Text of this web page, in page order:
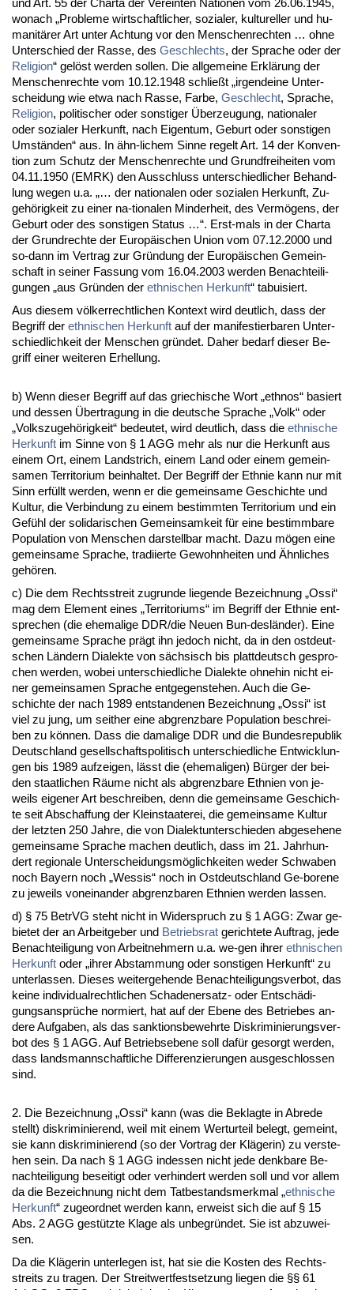
und Art. 55 der Char­ta der Ver­ein­ten Na­tio­nen vom 26.06.1945,
wo­nach „Pro­ble­me wirt­schaft­li­cher, so­zia­ler, kul­tu­rel­ler und hu­
ma­nitärer Art un­ter Ach­tung vor den Men­schen­rech­ten … oh­ne
Un­ter­schied der Ras­se, des Ge­schlechts, der Spra­che oder der
Re­li­gi­on“ gelöst wer­den sol­len. Die all­ge­mei­ne Erklärung der
Men­schen­rech­te vom 10.12.1948 schließt „ir­gend­ei­ne Un­ter­
schei­dung wie et­wa nach Ras­se, Far­be, Ge­schlecht, Spra­che,
Re­li­gi­on, po­li­ti­scher oder sons­ti­ger Über­zeu­gung, na­tio­na­ler
oder so­zia­ler Her­kunft, nach Ei­gen­tum, Ge­burt oder sons­ti­gen
Umständen“ aus. In ähn-li­chem Sin­ne re­gelt Art. 14 der Kon­ven­
ti­on zum Schutz der Men­schen­rech­te und Grund­frei­hei­ten vom
04.11.1950 (EM­RK) den Aus­schluss un­ter­schied­li­cher Be­hand­
lung we­gen u.a. „… der na­tio­na­len oder so­zia­len Her­kunft, Zu­
gehörig­keit zu ei­ner na-tio­na­len Min­der­heit, des Vermögens, der
Ge­burt oder des sons­ti­gen Sta­tus …“. Erst-mals in der Char­ta
der Grund­rech­te der Eu­ropäischen Uni­on vom 07.12.2000 und
so-dann im Ver­trag zur Gründung der Eu­ropäischen Ge­mein­
schaft in sei­ner Fas­sung vom 16.04.2003 wer­den Be­nach­tei­li­
gun­gen „aus Gründen der eth­ni­schen Her­kunft“ ta­bui­siert.
Aus die­sem völker­recht­li­chen Kon­text wird deut­lich, dass der
Be­griff der eth­ni­schen Her­kunft auf der ma­ni­fes­tier­ba­ren Un­ter­
schied­lich­keit der Men­schen gründet. Da­her be­darf die­ser Be­
griff ei­ner wei­te­ren Er­hel­lung.
b) Wenn die­ser Be­griff auf das grie­chi­sche Wort „eth­nos“ ba­siert
und des­sen Über­tra­gung in die deut­sche Spra­che „Volk“ oder
„Volks­zu­gehörig­keit“ be­deu­tet, wird deut­lich, dass die eth­ni­sche
Her­kunft im Sin­ne von § 1 AGG mehr als nur die Her­kunft aus
ei­nem Ort, ei­nem Land­strich, ei­nem Land oder ei­nem ge­mein­
sa­men Ter­ri­to­ri­um be­inhal­tet. Der Be­griff der Eth­nie kann nur mit
Sinn erfüllt wer­den, wenn er die ge­mein­sa­me Ge­schich­te und
Kul­tur, die Ver­bin­dung zu ei­nem be­stimm­ten Ter­ri­to­ri­um und ein
Gefühl der so­li­da­ri­schen Ge­mein­sam­keit für ei­ne be­stimm­ba­re
Po­pu­la­ti­on von Men­schen dar­stell­bar macht. Da­zu mögen ei­ne
ge­mein­sa­me Spra­che, tra­di­ier­te Ge­wohn­hei­ten und Ähn­li­ches
gehören.
c) Die dem Rechts­streit zu­grun­de lie­gen­de Be­zeich­nung „Os­si“
mag dem Ele­ment ei­nes „Ter­ri­to­ri­ums“ im Be­griff der Eth­nie ent­
spre­chen (die ehe­ma­li­ge DDR/die Neu­en Bun-desländer). Ei­ne
ge­mein­sa­me Spra­che prägt ihn je­doch nicht, da in den ost­deut­
schen Ländern Dia­lek­te von säch­sisch bis platt­deutsch ge­spro­
chen wer­den, wo­bei un­ter­schied­li­che Dia­lek­te oh­ne­hin nicht ei­
ner ge­mein­sa­men Spra­che ent­ge­gen­ste­hen. Auch die Ge­
schich­te der nach 1989 ent­stan­de­nen Be­zeich­nung „Os­si“ ist
viel zu jung, um seit­her ei­ne ab­grenz­ba­re Po­pu­la­ti­on be­schrei­
ben zu können. Dass die da­ma­li­ge DDR und die Bun­des­re­pu­blik
Deutsch­land ge­sell­schafts­po­li­tisch un­ter­schied­li­che Ent­wick­lun­
gen bis 1989 auf­zei­gen, lässt die (ehe­ma­li­gen) Bürger der bei­
den staat­li­chen Räume nicht als ab­grenz­ba­re Eth­ni­en von je­
weils ei­ge­ner Art be­schrei­ben, denn die ge­mein­sa­me Ge­schich­
te seit Ab­schaf­fung der Klein­staa­te­rei, die ge­mein­sa­me Kul­tur
der letz­ten 250 Jah­re, die von Dia­lekt­un­ter­schie­den ab­ge­se­he­ne
ge­mein­sa­me Spra­che ma­chen deut­lich, dass im 21. Jahr­hun­
dert re­gio­na­le Un­ter­schei­dungsmöglich­kei­ten we­der Schwa­ben
noch Bay­ern noch „Wes­sis“ noch in Ost­deutsch­land Ge-bo­re­ne
zu je­weils von­ein­an­der ab­grenz­ba­ren Eth­ni­en wer­den las­sen.
d) § 75 Be­trVG steht nicht in Wi­der­spruch zu § 1 AGG: Zwar ge­
bie­tet der an Ar­beit­ge­ber und Be­triebs­rat ge­rich­te­te Auf­trag, je­de
Be­nach­tei­li­gung von Ar­beit­neh­mern u.a. we-gen ih­rer eth­ni­schen
Her­kunft oder „ih­rer Ab­stam­mung oder sons­ti­gen Her­kunft“ zu
un­ter­las­sen. Die­ses wei­ter­ge­hen­de Be­nach­tei­li­gungs­ver­bot, das
kei­ne in­di­vi­du­al­recht­li­chen Scha­den­er­satz- oder Entschädi­
gungs­ansprüche nor­miert, hat auf der Ebe­ne des Be­trie­bes an­
de­re Auf­ga­ben, als das sank­ti­ons­be­wehr­te Dis­kri­mi­nie­rungs­ver­
bot des § 1 AGG. Auf Be­triebs­ebe­ne soll dafür ge­sorgt wer­den,
dass lands­mann­schaft­li­che Dif­fe­ren­zie­run­gen aus­ge­schlos­sen
sind.
2. Die Be­zeich­nung „Os­si“ kann (was die Be­klag­te in Ab­re­de
stellt) dis­kri­mi­nie­rend, weil mit ei­nem Wert­ur­teil be­legt, ge­meint,
sie kann dis­kri­mi­nie­rend (so der Vor­trag der Kläge­rin) zu ver­ste­
hen sein. Da nach § 1 AGG in­des­sen nicht je­de denk­ba­re Be­
nach­tei­li­gung be­sei­tigt oder ver­hin­dert wer­den soll und vor al­lem
da die Be­zeich­nung nicht dem Tat­be­stands­merk­mal „eth­ni­sche
Her­kunft“ zu­ge­ord­net wer­den kann, er­weist sich die auf § 15
Abs. 2 AGG gestütz­te Kla­ge als un­be­gründet. Sie ist ab­zu­wei­
sen.
Da die Kläge­rin un­ter­le­gen ist, hat sie die Kos­ten des Rechts­
streits zu tra­gen. Der Streit­wert­fest­set­zung lie­gen die §§ 61